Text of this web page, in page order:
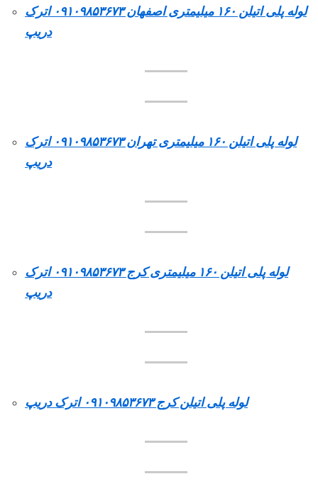
لوله پلی اتیلن ۱۶۰ میلیمتری اصفهان ۰۹۱۰۹۸۵۳۶۷۳ اترک
دریپ
لوله پلی اتیلن ۱۶۰ میلیمتری تهران ۰۹۱۰۹۸۵۳۶۷۳ اترک
دریپ
لوله پلی اتیلن ۱۶۰ میلیمتری کرج ۰۹۱۰۹۸۵۳۶۷۳ اترک
دریپ
لوله پلی اتیلن کرج ۰۹۱۰۹۸۵۳۶۷۳ اترک دریپ